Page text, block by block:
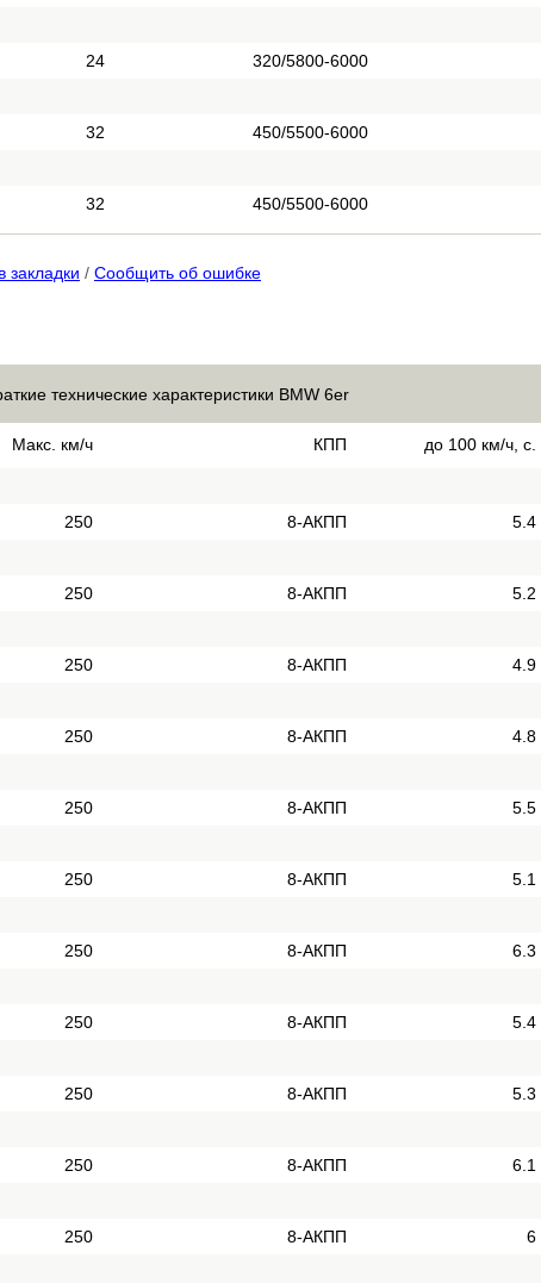
24 320/5800-6000
32 450/5500-6000
32 450/5500-6000
закладки / Сообщить об ошибке
технические характеристики BMW 6er
Макс. км/ч КПП до 100 км/ч, с.
250 8-АКПП 5.4
250 8-АКПП 5.2
250 8-АКПП 4.9
250 8-АКПП 4.8
250 8-АКПП 5.5
250 8-АКПП 5.1
250 8-АКПП 6.3
250 8-АКПП 5.4
250 8-АКПП 5.3
250 8-АКПП 6.1
250 8-АКПП 6